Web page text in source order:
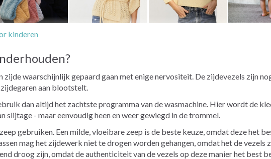
kinderen
waarschijnlijk gepaard gaan met enige nervositeit. De zijdevezels zijn
aan blootstelt.
dan altijd het zachtste programma van de wasmachine. Hier wordt de
- maar eenvoudig heen en weer gewiegd in de trommel.
gebruiken. Een milde, vloeibare zeep is de beste keuze, omdat deze het
mag het zijdewerk niet te drogen worden gehangen, omdat het de vezels
droog zijn, omdat de authenticiteit van de vezels op deze manier het best